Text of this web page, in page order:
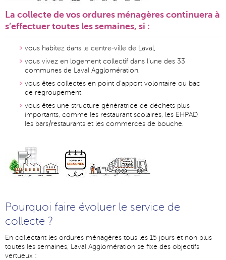
La collecte de vos ordures ménagères continuera à
s’effectuer toutes les semaines, si :
vous habitez dans le centre-ville de Laval,
vous vivez en logement collectif dans l’une des 33
communes de Laval Agglomération,
vous êtes collectés en point d’apport volontaire ou bac
de regroupement,
vous êtes une structure génératrice de déchets plus
importants, comme les restaurant scolaires, les EHPAD,
les bars/restaurants et les commerces de bouche.
Pourquoi faire évoluer le service de
collecte ?
En collectant les ordures ménagères tous les 15 jours et non plus
toutes les semaines, Laval Agglomération se fixe des objectifs
vertueux :